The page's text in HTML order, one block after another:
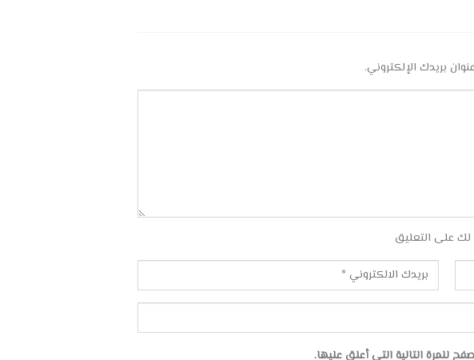
بريدك الإلكتروني.
على التعليق
للمرة التالية التي أعلق عليها.